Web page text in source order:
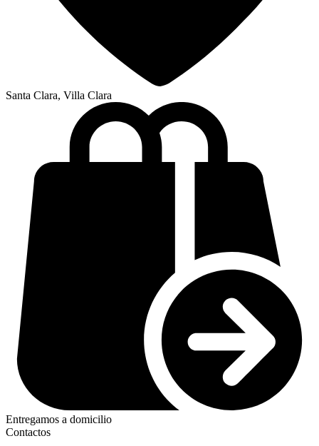
Santa Clara, Villa Clara
Entregamos a domicilio
Contactos